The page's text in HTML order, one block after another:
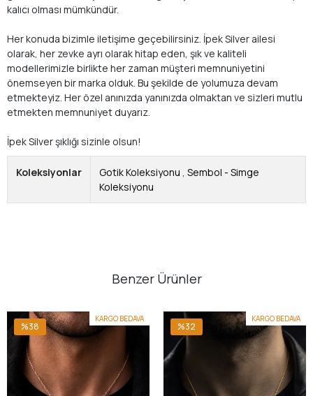
kalıcı olması mümkündür.
Her konuda bizimle iletişime geçebilirsiniz. İpek Silver ailesi
olarak, her zevke ayrı olarak hitap eden, şık ve kaliteli
modellerimizle birlikte her zaman müşteri memnuniyetini
önemseyen bir marka olduk. Bu şekilde de yolumuza devam
etmekteyiz. Her özel anınızda yanınızda olmaktan ve sizleri mutlu
etmekten memnuniyet duyarız.
İpek Silver şıklığı sizinle olsun!
Koleksiyonlar Gotik Koleksiyonu , Sembol - Simge
Koleksiyonu
Benzer Ürünler
KARGO BEDAVA
%38
KARGO BEDAVA
%32